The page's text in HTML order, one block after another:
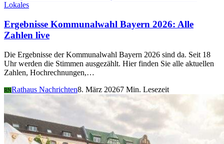
Lokales
Ergebnisse Kommunalwahl Bayern 2026: Alle
Zahlen live
Die Ergebnisse der Kommunalwahl Bayern 2026 sind da. Seit 18
Uhr werden die Stimmen ausgezählt. Hier finden Sie alle aktuellen
Zahlen, Hochrechnungen,…
RNRathaus Nachrichten8. März 20267 Min. Lesezeit